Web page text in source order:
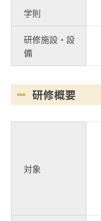
学則
研修施設・設
備
研修概要
対象